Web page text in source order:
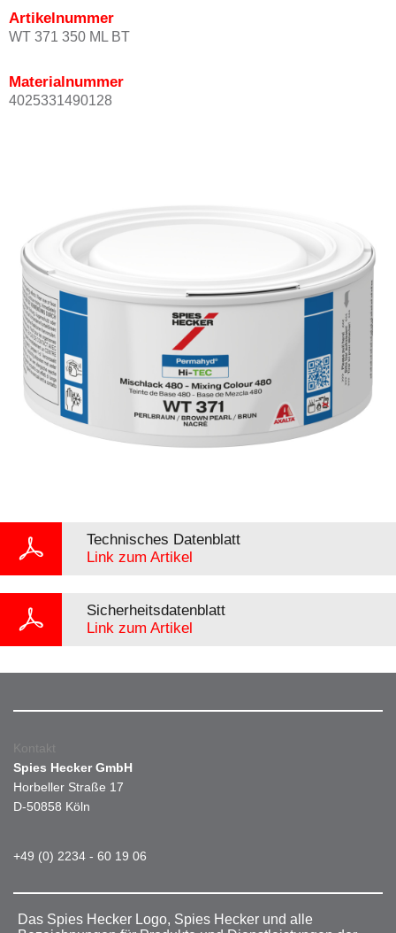
Artikelnummer
WT 371 350 ML BT
Materialnummer
4025331490128
Technisches Datenblatt
Link zum Artikel
Sicherheitsdatenblatt
Link zum Artikel
Kontakt
Spies Hecker GmbH
Horbeller Straße 17
D-50858 Köln
+49 (0) 2234 - 60 19 06
Das Spies Hecker Logo, Spies Hecker und alle